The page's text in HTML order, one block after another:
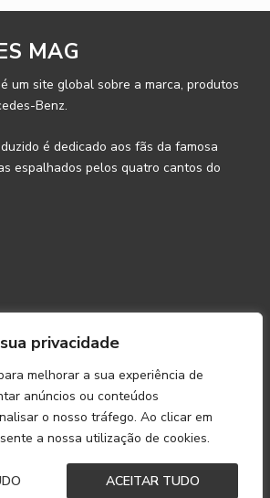
privacidade
melhorar a sua experiência de
anúncios ou conteúdos
o nosso tráfego. Ao clicar em
a nossa utilização de cookies.
ACEITAR TUDO
MAG
um site global sobre a marca, produtos
Benz.
é dedicado aos fãs da famosa
espalhados pelos quatro cantos do
| Mercedes Magazine | Desenvolvido por